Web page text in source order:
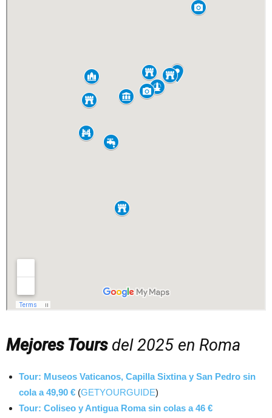
Mejores Toursdel 2025 en Roma
Tour: Museos Vaticanos, Capilla Sixtina y San Pedro sin
cola a 49,90 € (GETYOURGUIDE)
Tour: Coliseo y Antigua Roma sin colas a 46 €